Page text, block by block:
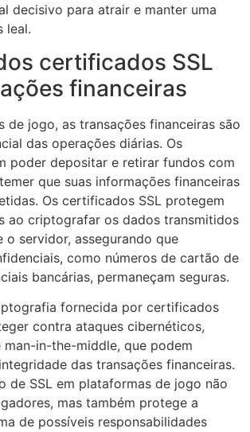
decisivo para atrair e manter uma
leal.
certificados SSL
financeiras
de jogo, as transações financeiras são
das operações diárias. Os
poder depositar e retirar fundos com
que suas informações financeiras
Os certificados SSL protegem
ao criptografar os dados transmitidos
o servidor, assegurando que
como números de cartão de
bancárias, permaneçam seguras.
fornecida por certificados
contra ataques cibernéticos,
man-in-the-middle, que podem
das transações financeiras.
de SSL em plataformas de jogo não
mas também protege a
de possíveis responsabilidades